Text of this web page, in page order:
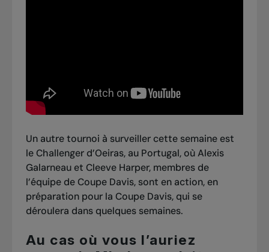
Un autre tournoi à surveiller cette semaine est
le Challenger d’Oeiras, au Portugal, où Alexis
Galarneau et Cleeve Harper, membres de
l’équipe de Coupe Davis, sont en action, en
préparation pour la Coupe Davis, qui se
déroulera dans quelques semaines.
Au cas où vous l’auriez